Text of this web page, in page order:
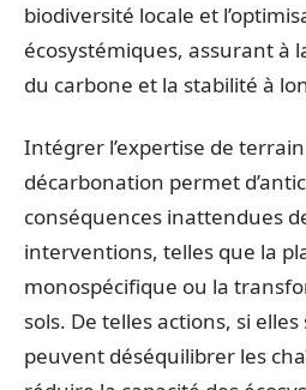
biodiversité locale et
écosystémiques, assurant à
du carbone et la stabilité à
Intégrer l’expertise de
décarbonation permet
conséquences inattendues
interventions, telles que la
monospécifique ou la
sols. De telles actions, si
peuvent déséquilibrer les